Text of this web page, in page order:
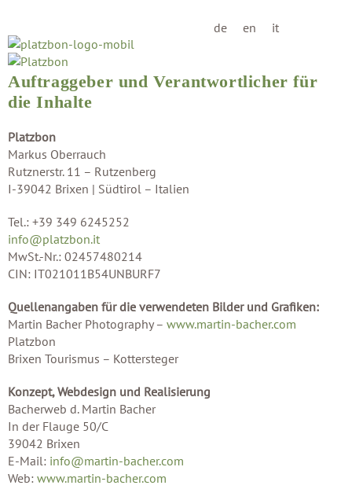
de en it
Auftraggeber und Verantwortlicher für
die Inhalte
Platzbon
Markus Oberrauch
Rutznerstr. 11 – Rutzenberg
I-39042 Brixen | Südtirol – Italien
Tel.: +39 349 6245252
info@platzbon.it
MwSt.-Nr.: 02457480214
CIN: IT021011B54UNBURF7
Quellenangaben für die verwendeten Bilder und Grafiken:
Martin Bacher Photography – www.martin-bacher.com
Platzbon
Brixen Tourismus – Kottersteger
Konzept, Webdesign und Realisierung
Bacherweb d. Martin Bacher
In der Flauge 50/C
39042 Brixen
E-Mail: info@martin-bacher.com
Web: www.martin-bacher.com